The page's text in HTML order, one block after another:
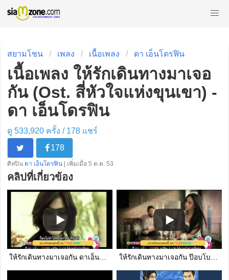
สยามโซน เพลง เนื้อเพลง ดา เอ็นโดรฟิน
เนื้อเพลง ให้รักเดินทางมาเจอ
กัน (Ost. สี่หัวใจแห่งขุนเขา) -
ดา เอ็นโดรฟิน
ดู 533,920 ครั้ง / 178แชร์
178
ศิลปิน ดา เอ็นโดรฟิน | เพิ่มเมื่อ 5 ต.ค. 53
คลิปที่เกี่ยวข้อง
ให้รักเดินทางมาเจอกัน ดาเอ็นโดรฟิน ให้รักเดินทางมาเจอกัน ป๊อบโบว์ลิ่ง